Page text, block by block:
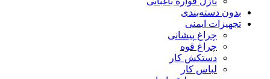
بدون دسته‌بندی
تجهیزات ایمنی
چراغ پیشانی
چراغ قوه
دستکش کار
لباس کار